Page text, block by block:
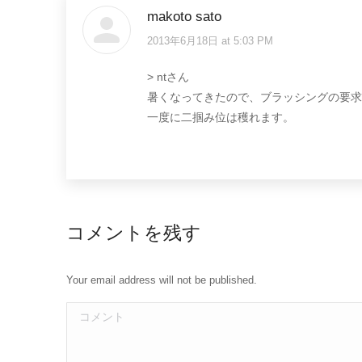
makoto sato
says:
2013年6月18日 at 5:03 PM
> ntさん
暑くなってきたので、ブラッシングの要
一度に二掴み位は穫れます。
コメントを残す
Your email address will not be published.
コメント